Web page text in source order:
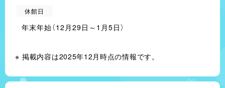
休館日
年末年始（12月29日～1月5日）
掲載内容は2025年12月時点の情報です。